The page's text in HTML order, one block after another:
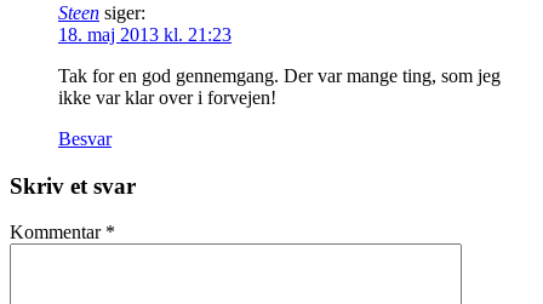
Steen siger:
18. maj 2013 kl. 21:23
Tak for en god gennemgang. Der var mange ting, som jeg
ikke var klar over i forvejen!
Besvar
Skriv et svar
Kommentar *